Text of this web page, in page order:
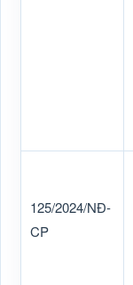
125/2024/NĐ-
CP